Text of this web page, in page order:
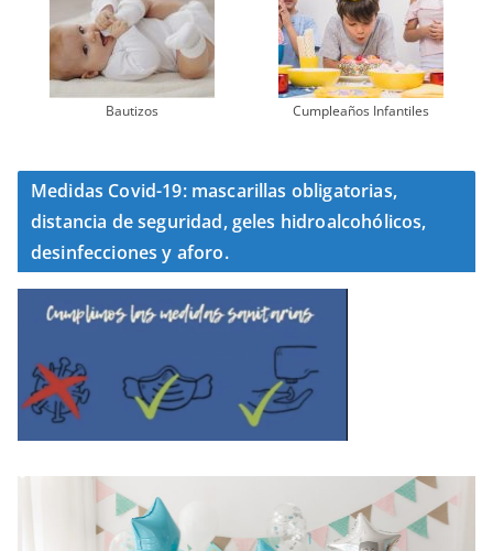
Bautizos Cumpleaños Infantiles
Medidas Covid-19: mascarillas obligatorias,
distancia de seguridad, geles hidroalcohólicos,
desinfecciones y aforo.